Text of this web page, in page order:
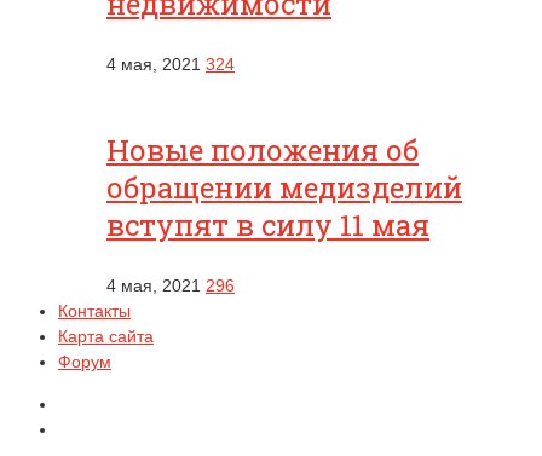
4 мая, 2021 324
Новые положения об
обращении медизделий
вступят в силу 11 мая
4 мая, 2021 296
Контакты
Карта сайта
Форум